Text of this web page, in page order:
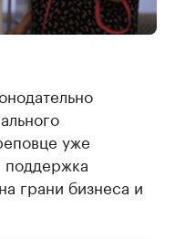
уже
поддержка
грани бизнеса и